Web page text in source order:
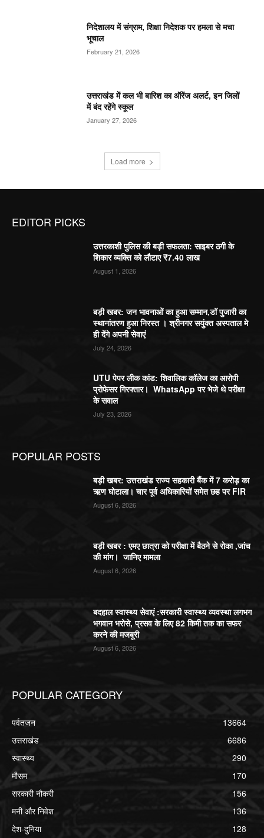
निदेशालय में संग्राम, शिक्षा निदेशक पर हमला से मचा
भूचाल
February 21, 2026
उत्तराखंड में कल भी बारिश का ऑरेंज अलर्ट, इन जिलों
में बंद रहेंगे स्कूल
January 27, 2026
Load more
EDITOR PICKS
उत्तरकाशी पुलिस की बड़ी सफलता: साइबर ठगी के
शिकार व्यक्ति को लौटाए ₹7.40 लाख
August 1, 2026
बड़ी खबर: जन भावनाओं का हुआ सम्मान,डॉ पुजारी का
स्थानांतरण हुआ निरस्त । श्रीनगर सयुंक्त अस्पताल मे
ही देंगे अपनी सेवाएं
July 24, 2026
UTU पेपर लीक कांड: शिवालिक कॉलेज का आरोपी
प्रोफेसर गिरफ्तार। WhatsApp पर भेजे थे परीक्षा
के सवाल
July 23, 2026
POPULAR POSTS
बड़ी खबर: उत्तराखंड राज्य सहकारी बैंक में 7 करोड़ का
ऋण घोटाला। चार पूर्व अधिकारियों समेत छह पर FIR
August 6, 2026
बड़ी खबर : एमए छात्रा को परीक्षा में बैठने से रोका ,जांच
की मांग। जानिए मामला
August 6, 2026
बदहाल स्वास्थ्य सेवाएं :सरकारी स्वास्थ्य व्यवस्था लगभग
भगवान भरोसे, प्रसव के लिए 82 किमी तक का सफर
करने की मजबूरी
August 6, 2026
POPULAR CATEGORY
पर्वतजन
13664
उत्तराखंड
6686
स्वास्थ्य
290
मौसम
170
सरकारी नौकरी
156
मनी और निवेश
136
देश-दुनिया
128